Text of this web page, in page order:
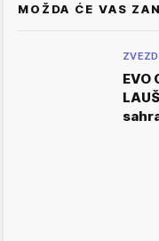
MOŽDA ĆE VAS
EVO